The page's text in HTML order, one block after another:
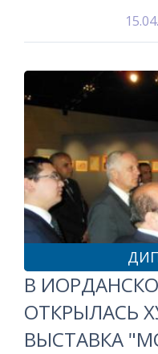
В
ОТКРЫЛАСЬ
ВЫСТАВКА